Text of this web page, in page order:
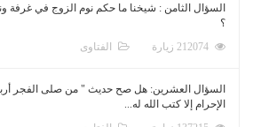
السؤال الثامن : شيخنا ما حكم نوم الزوج في غرفة
؟
الفتاوى
السؤال العشرين: هل صح حديث " من صلى الفجر
الإحرام إلا كتب الله له...